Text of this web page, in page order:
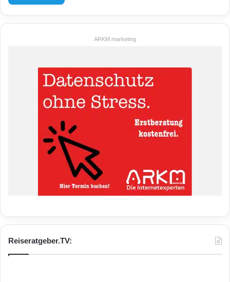
ARKM.marketing
Reiseratgeber.TV: